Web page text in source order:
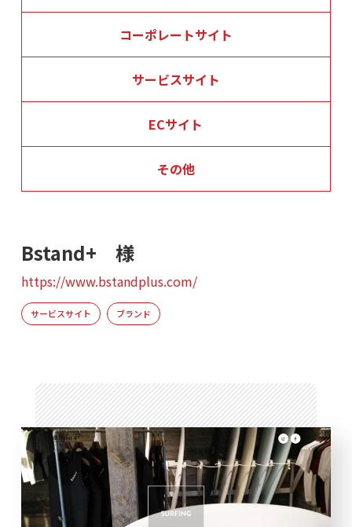
コーポレートサイト
サービスサイト
ECサイト
その他
Bstand+ 様
https://www.bstandplus.com/
サービスサイト ブランド